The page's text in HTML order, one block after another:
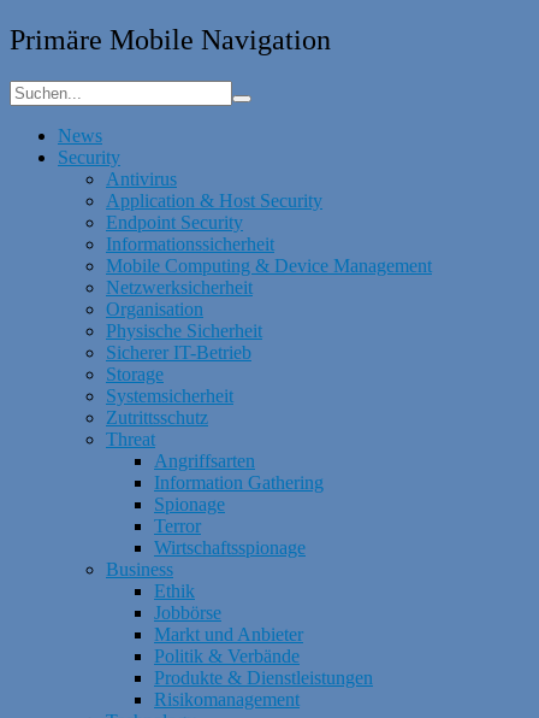
Primäre Mobile Navigation
News
Security
Antivirus
Application & Host Security
Endpoint Security
Informationssicherheit
Mobile Computing & Device Management
Netzwerksicherheit
Organisation
Physische Sicherheit
Sicherer IT-Betrieb
Storage
Systemsicherheit
Zutrittsschutz
Threat
Angriffsarten
Information Gathering
Spionage
Terror
Wirtschaftsspionage
Business
Ethik
Jobbörse
Markt und Anbieter
Politik & Verbände
Produkte & Dienstleistungen
Risikomanagement